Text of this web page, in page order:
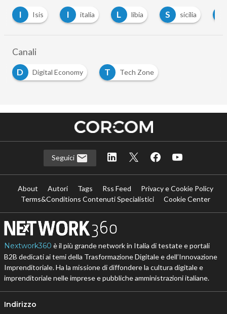
I
Isis I italia L libia S sicilia
Canali
D
Digital Economy T Tech Zone
Seguici
About Autori Tags Rss Feed
Privacy e Cookie Policy
Terms&Conditions Contenuti Specialistici
Cookie Center
Nextwork360 è il più grande network in Italia di testate e portali
B2B dedicati ai temi della Trasformazione Digitale e dell’Innovazione
Imprenditoriale. Ha la missione di diffondere la cultura digitale e
imprenditoriale nelle imprese e pubbliche amministrazioni italiane.
Indirizzo